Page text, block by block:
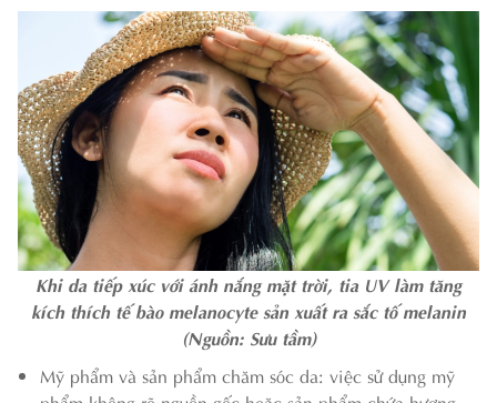
Khi da tiếp xúc với ánh nắng mặt trời, tia UV làm tăng
kích thích tế bào melanocyte sản xuất ra sắc tố melanin
(Nguồn: Sưu tầm)
Mỹ phẩm và sản phẩm chăm sóc da: việc sử dụng mỹ